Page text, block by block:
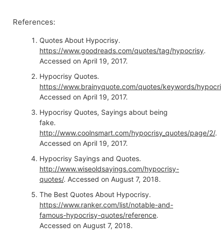
References:
Quotes About Hypocrisy.
https://www.goodreads.com/quotes/tag/hypocrisy.
Accessed on April 19, 2017.
Hypocrisy Quotes.
https://www.brainyquote.com/quotes/keywords/
Accessed on April 19, 2017.
Hypocrisy Quotes, Sayings about being
fake.
http://www.coolnsmart.com/hypocrisy_quotes/page/2/.
Accessed on April 19, 2017.
Hypocrisy Sayings and Quotes.
http://www.wiseoldsayings.com/hypocrisy-
quotes/. Accessed on August 7, 2018.
The Best Quotes About Hypocrisy.
https://www.ranker.com/list/notable-and-
famous-hypocrisy-quotes/reference.
Accessed on August 7, 2018.